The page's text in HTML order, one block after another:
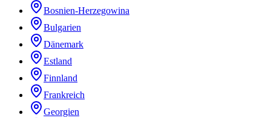
Bosnien-Herzegowina
Bulgarien
Dänemark
Estland
Finnland
Frankreich
Georgien